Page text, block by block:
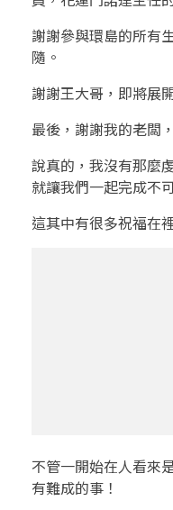
謝謝參與環島的所有
隨。
謝謝王大哥，即將展
最後，謝謝我的老闆
說真的，我沒有那麼
就讓我們一起完成不
這其中有很多祝福在
不管一開始在人看來
有難成的事！